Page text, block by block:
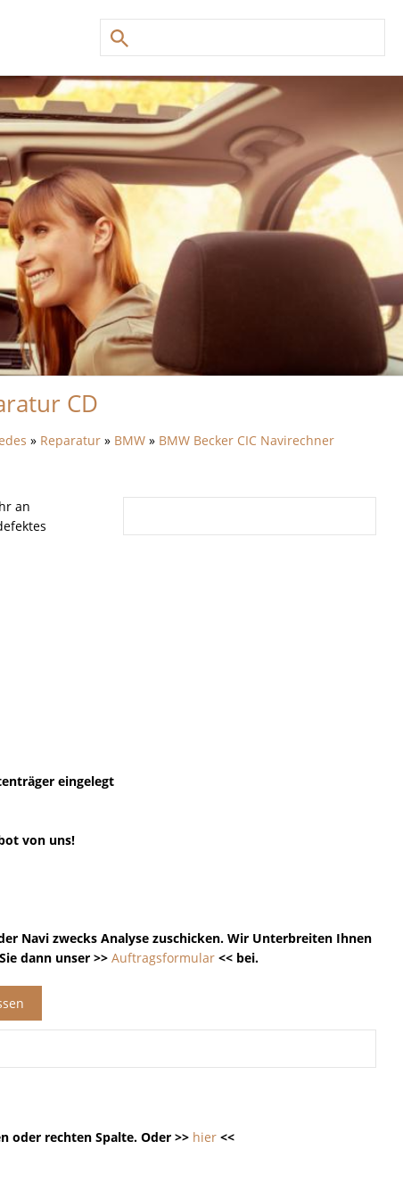
CD
» Reparatur » BMW » BMW Becker CIC Navirechner
an
eingelegt
von uns!
Navi zwecks Analyse zuschicken. Wir Unterbreiten Ihnen
dann unser >> Auftragsformular << bei.
oder rechten Spalte. Oder >> hier <<